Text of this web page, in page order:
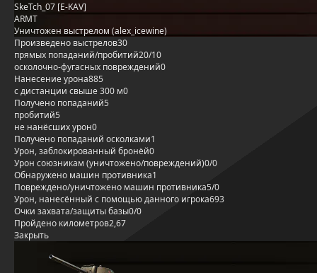
SkeTch_07 [E-KAV]
ARMT
Уничтожен выстрелом (alex_icewine)
Произведено выстрелов30
прямых попаданий/пробитий20/10
осколочно-фугасных повреждений0
Нанесение урона885
с дистанции свыше 300 м0
Получено попаданий5
пробитий5
не нанёсших урон0
Получено попаданий осколками1
Урон, заблокированный бронёй0
Урон союзникам (уничтожено/повреждений)0/0
Обнаружено машин противника1
Повреждено/уничтожено машин противника5/0
Урон, нанесённый с помощью данного игрока693
Очки захвата/защиты базы0/0
Пройдено километров2,67
Закрыть